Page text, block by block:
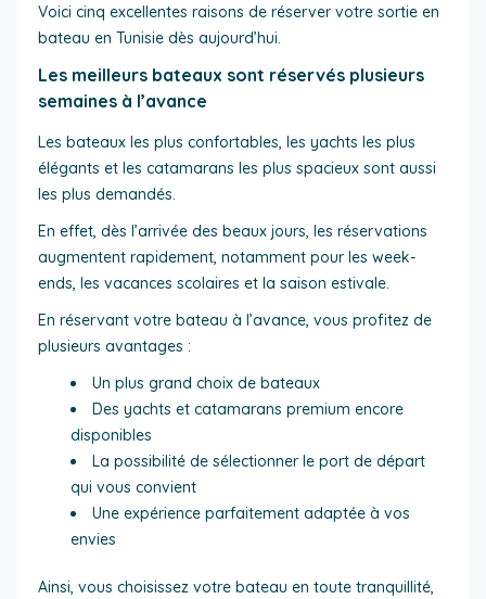
Voici cinq excellentes raisons de réserver votre sortie en
bateau en Tunisie dès aujourd’hui.
Les meilleurs bateaux sont réservés plusieurs
semaines à l’avance
Les bateaux les plus confortables, les yachts les plus
élégants et les catamarans les plus spacieux sont aussi
les plus demandés.
En effet, dès l’arrivée des beaux jours, les réservations
augmentent rapidement, notamment pour les week-
ends, les vacances scolaires et la saison estivale.
En réservant votre bateau à l’avance, vous profitez de
plusieurs avantages :
Un plus grand choix de bateaux
Des yachts et catamarans premium encore
disponibles
La possibilité de sélectionner le port de départ
qui vous convient
Une expérience parfaitement adaptée à vos
envies
Ainsi, vous choisissez votre bateau en toute tranquillité,